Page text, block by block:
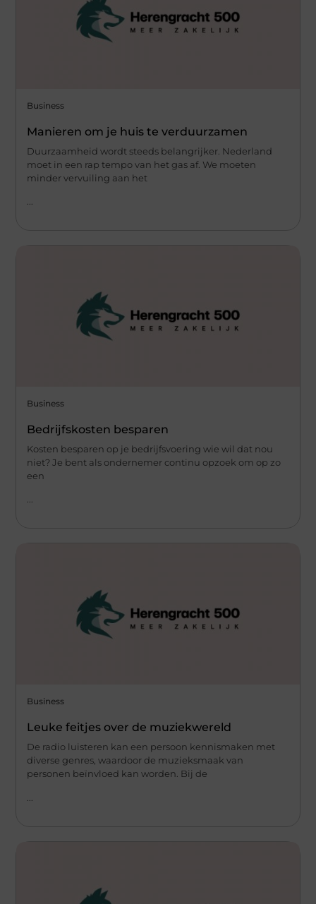
Business
Manieren om je huis te verduurzamen
Duurzaamheid wordt steeds belangrijker. Nederland
moet in een rap tempo van het gas af. We moeten
minder vervuiling aan het
Business
Bedrijfskosten besparen
Kosten besparen op je bedrijfsvoering wie wil dat nou
niet? Je bent als ondernemer continu opzoek om op zo
een
...
Business
Leuke feitjes over de muziekwereld
De radio luisteren kan een persoon kennismaken met
diverse genres, waardoor de muzieksmaak van
personen beïnvloed kan worden. Bij de